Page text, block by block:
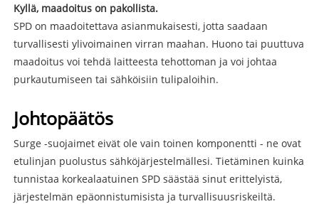
Kyllä, maadoitus on pakollista.
SPD on maadoitettava asianmukaisesti, jotta saadaan
turvallisesti ylivoimainen virran maahan. Huono tai puuttuva
maadoitus voi tehdä laitteesta tehottoman ja voi johtaa
purkautumiseen tai sähköisiin tulipaloihin.
Johtopäätös
Surge -suojaimet eivät ole vain toinen komponentti - ne ovat
etulinjan puolustus sähköjärjestelmällesi. Tietäminen kuinka
tunnistaa korkealaatuinen SPD säästää sinut erittelyistä,
järjestelmän epäonnistumisista ja turvallisuusriskeiltä.